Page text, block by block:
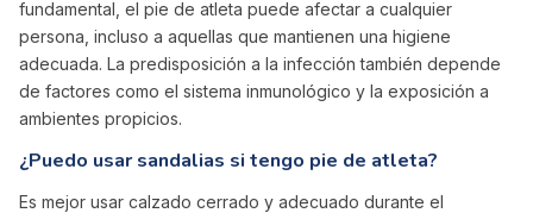
fundamental, el pie de atleta puede afectar a cualquier
persona, incluso a aquellas que mantienen una higiene
adecuada. La predisposición a la infección también depende
de factores como el sistema inmunológico y la exposición a
ambientes propicios.
¿Puedo usar sandalias si tengo pie de atleta?
Es mejor usar calzado cerrado y adecuado durante el